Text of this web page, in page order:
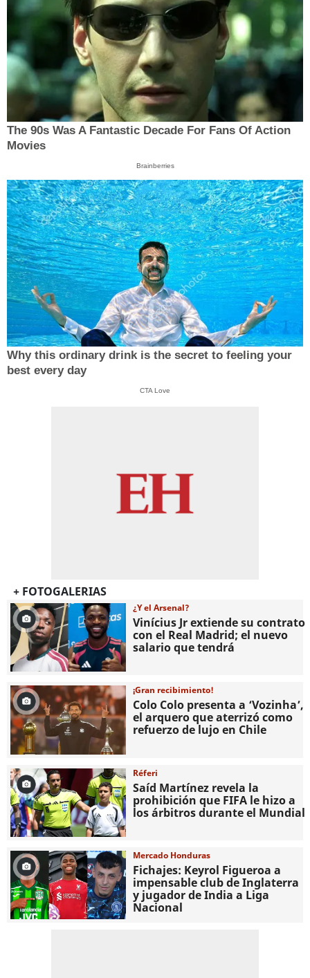
The 90s Was A Fantastic Decade For Fans Of Action
Movies
Brainberries
Why this ordinary drink is the secret to feeling your
best every day
CTA Love
+ FOTOGALERIAS
¿Y el Arsenal?
Vinícius Jr extiende su contrato
con el Real Madrid; el nuevo
salario que tendrá
¡Gran recibimiento!
Colo Colo presenta a ‘Vozinha’,
el arquero que aterrizó como
refuerzo de lujo en Chile
Réferi
Saíd Martínez revela la
prohibición que FIFA le hizo a
los árbitros durante el Mundial
Mercado Honduras
Fichajes: Keyrol Figueroa a
impensable club de Inglaterra
y jugador de India a Liga
Nacional